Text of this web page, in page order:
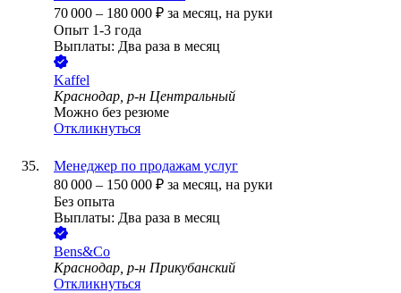
70 000 – 180 000 ₽ за месяц, на руки
Опыт 1-3 года
Выплаты: Два раза в месяц
Kaffel
Краснодар, р-н Центральный
Можно без резюме
Откликнуться
Менеджер по продажам услуг
80 000 – 150 000 ₽ за месяц, на руки
Без опыта
Выплаты: Два раза в месяц
Bens&Co
Краснодар, р-н Прикубанский
Откликнуться